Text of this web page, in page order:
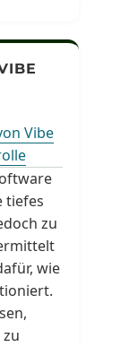
Vibe
tiefes
zu
wie